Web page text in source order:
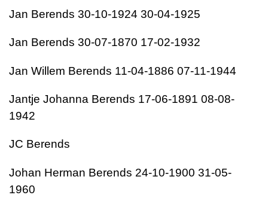
Jan Berends 30-10-1924 30-04-1925
Jan Berends 30-07-1870 17-02-1932
Jan Willem Berends 11-04-1886 07-11-1944
Jantje Johanna Berends 17-06-1891 08-08-
1942
JC Berends
Johan Herman Berends 24-10-1900 31-05-
1960